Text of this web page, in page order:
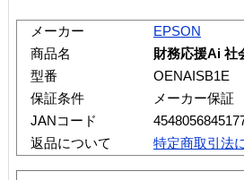
メーカー
EPSON
商品名
財務応援Ai 社
型番
OENAISB1E
保証条件
メーカー保証
JANコード
返品について
特定商取引法